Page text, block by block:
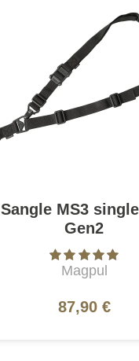
Sangle MS3
Gen2
Magpul
87,90 €